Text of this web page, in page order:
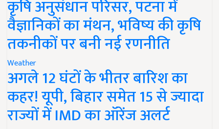
कृषि अनुसंधान परिसर, पटना में
वैज्ञानिकों का मंथन, भविष्य की कृषि
तकनीकों पर बनी नई रणनीति
Weather
अगले 12 घंटों के भीतर बारिश का
कहर! यूपी, बिहार समेत 15 से ज्यादा
राज्यों में IMD का ऑरेंज अलर्ट